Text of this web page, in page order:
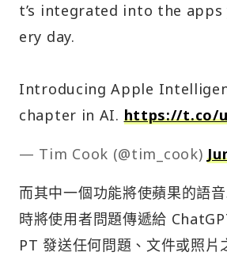
t’s integrated into the apps
ery day.
Introducing Apple
chapter in AI. https://t.co/
— Tim Cook (@tim_cook)
而其中一個功能將使蘋果的語
時將使用者問題傳遞給
PT 發送任何問題、文件或照片